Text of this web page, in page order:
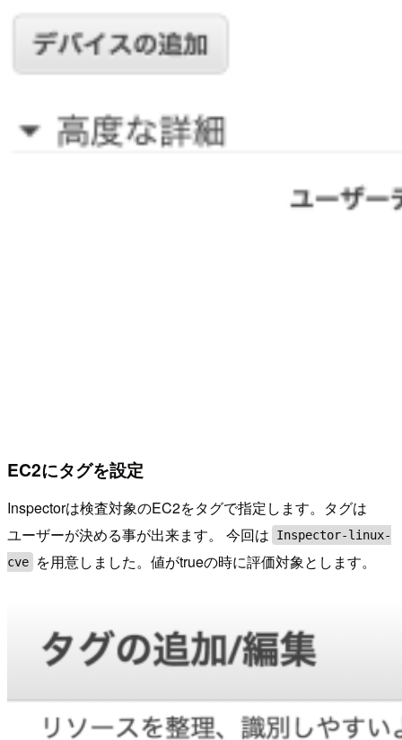
EC2にタグを設定
Inspectorは検査対象のEC2をタグで指定します。タグは
ユーザーが決める事が出来ます。 今回は
Inspector-linux-
cve
を用意しました。値がtrueの時に評価対象とします。